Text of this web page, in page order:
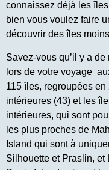
connaissez déjà les
bien vous voulez faire
découvrir des îles
Savez-vous qu’il y a
lors de votre voyage
115 îles, regroupées
intérieures (43) et les
intérieures, qui sont
les plus proches de
Island qui sont à
Silhouette et Praslin, et